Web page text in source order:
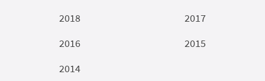
2018
2017
2016
2015
2014